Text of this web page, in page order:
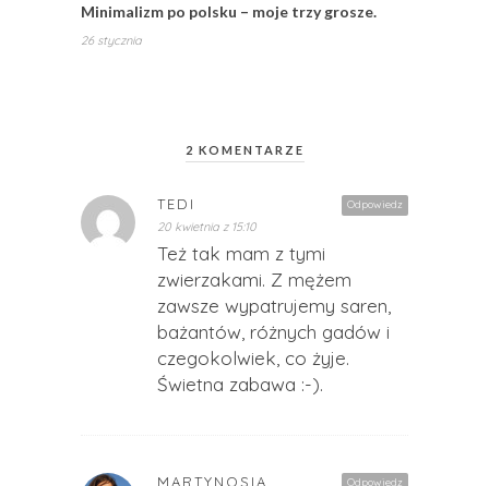
Minimalizm po polsku – moje trzy grosze.
26 stycznia
2 KOMENTARZE
Odpowiedz
TEDI
20 kwietnia z 15:10
Też tak mam z tymi
zwierzakami. Z mężem
zawsze wypatrujemy saren,
bażantów, różnych gadów i
czegokolwiek, co żyje.
Świetna zabawa :-).
Odpowiedz
MARTYNOSIA